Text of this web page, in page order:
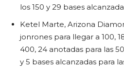
los 150 y 29 bases
Ketel Marte, Arizona
jonrones para llegar a 100,
400, 24 anotadas para las
y 5 bases alcanzadas para